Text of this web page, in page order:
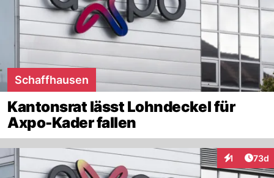
Schaffhausen
Kantonsrat lässt Lohndeckel für
Axpo-Kader fallen
1 73d